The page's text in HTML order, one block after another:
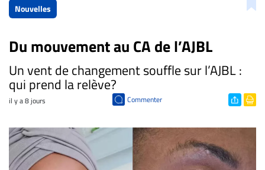
Nouvelles
Du mouvement au CA de l’AJBL
Un vent de changement souffle sur l’AJBL :
qui prend la relève?
il y a 8 jours Commenter